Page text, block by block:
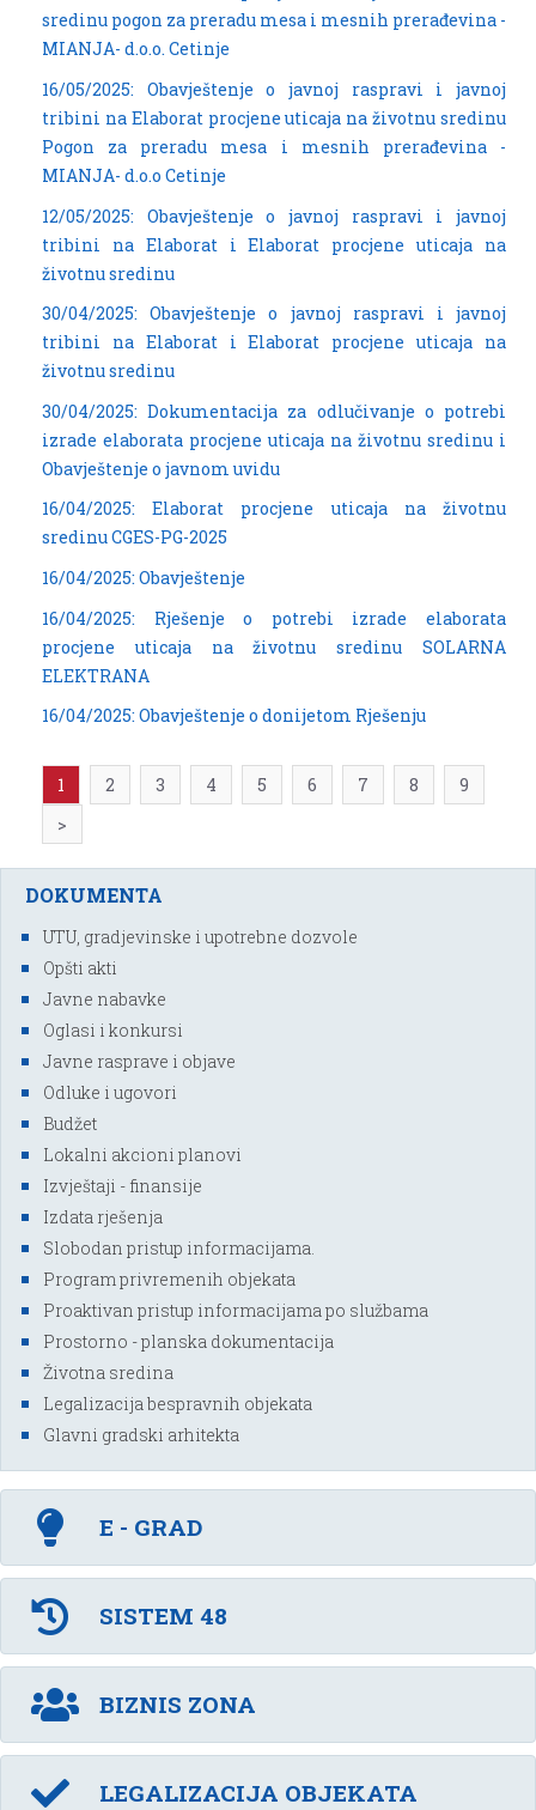
sredinu pogon za preradu mesa i mesnih prerađevina -
MIANJA- d.o.o. Cetinje
16/05/2025: Obavještenje o javnoj raspravi i javnoj
tribini na Elaborat procjene uticaja na životnu sredinu
Pogon za preradu mesa i mesnih prerađevina -
MIANJA- d.o.o Cetinje
12/05/2025: Obavještenje o javnoj raspravi i javnoj
tribini na Elaborat i Elaborat procjene uticaja na
životnu sredinu
30/04/2025: Obavještenje o javnoj raspravi i javnoj
tribini na Elaborat i Elaborat procjene uticaja na
životnu sredinu
30/04/2025: Dokumentacija za odlučivanje o potrebi
izrade elaborata procjene uticaja na životnu sredinu i
Obavještenje o javnom uvidu
16/04/2025: Elaborat procjene uticaja na životnu
sredinu CGES-PG-2025
16/04/2025: Obavještenje
16/04/2025: Rješenje o potrebi izrade elaborata
procjene uticaja na životnu sredinu SOLARNA
ELEKTRANA
16/04/2025: Obavještenje o donijetom Rješenju
1 2 3 4 5 6 7 8
9
>
DOKUMENTA
UTU, gradjevinske i upotrebne dozvole
Opšti akti
Javne nabavke
Oglasi i konkursi
Javne rasprave i objave
Odluke i ugovori
Budžet
Lokalni akcioni planovi
Izvještaji - finansije
Izdata rješenja
Slobodan pristup informacijama.
Program privremenih objekata
Proaktivan pristup informacijama po službama
Prostorno - planska dokumentacija
Životna sredina
Legalizacija bespravnih objekata
Glavni gradski arhitekta
E - GRAD
SISTEM 48
BIZNIS ZONA
LEGALIZACIJA OBJEKATA